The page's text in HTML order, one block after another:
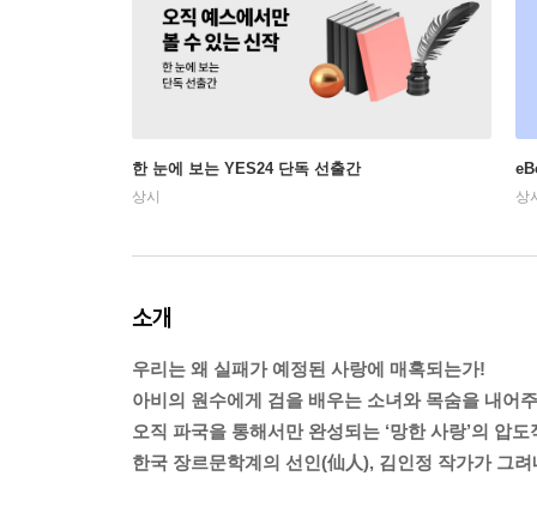
한 눈에 보는 YES24 단독 선출간
상시 상
소개
우리는 왜 실패가 예정된 사랑에 매혹되는가!
아비의 원수에게 검을 배우는 소녀와 목숨을 내어
오직 파국을 통해서만 완성되는 ‘망한 사랑’의 압도
한국 장르문학계의 선인(仙人), 김인정 작가가 그